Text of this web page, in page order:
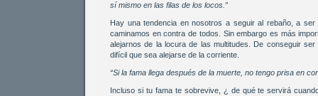
sí mismo en las filas de los locos.”
Hay una tendencia en nosotros a seguir al rebaño, a
caminamos en contra de todos. Sin embargo es más
alejarnos de la locura de las multitudes. De conseguir
difícil que sea alejarse de la corriente.
“Si la fama llega después de la muerte, no tengo prisa en
Incluso si tu fama te sobrevive, ¿ de qué te servirá